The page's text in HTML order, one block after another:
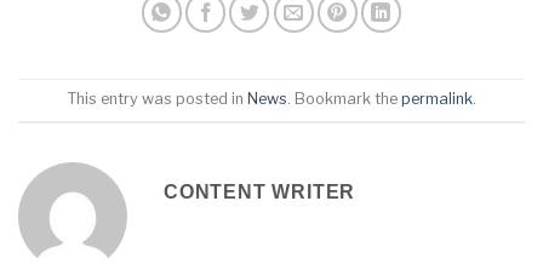
This entry was posted in News. Bookmark the permalink.
CONTENT WRITER